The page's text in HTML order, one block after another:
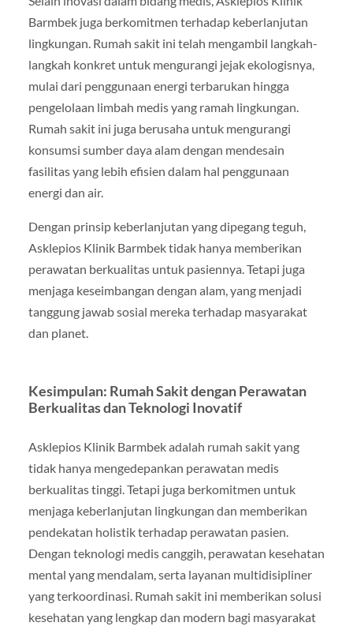
Barmbek juga berkomitmen terhadap keberlanjutan
lingkungan. Rumah sakit ini telah mengambil langkah-
langkah konkret untuk mengurangi jejak ekologisnya,
mulai dari penggunaan energi terbarukan hingga
pengelolaan limbah medis yang ramah lingkungan.
Rumah sakit ini juga berusaha untuk mengurangi
konsumsi sumber daya alam dengan mendesain
fasilitas yang lebih efisien dalam hal penggunaan
energi dan air.
Dengan prinsip keberlanjutan yang dipegang teguh,
Asklepios Klinik Barmbek tidak hanya memberikan
perawatan berkualitas untuk pasiennya. Tetapi juga
menjaga keseimbangan dengan alam, yang menjadi
tanggung jawab sosial mereka terhadap masyarakat
dan planet.
Kesimpulan: Rumah Sakit dengan Perawatan
Berkualitas dan Teknologi Inovatif
Asklepios Klinik Barmbek adalah rumah sakit yang
tidak hanya mengedepankan perawatan medis
berkualitas tinggi. Tetapi juga berkomitmen untuk
menjaga keberlanjutan lingkungan dan memberikan
pendekatan holistik terhadap perawatan pasien.
Dengan teknologi medis canggih, perawatan kesehatan
mental yang mendalam, serta layanan multidisipliner
yang terkoordinasi. Rumah sakit ini memberikan solusi
kesehatan yang lengkap dan modern bagi masyarakat